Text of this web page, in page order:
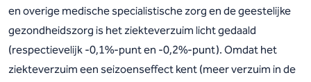
en overige medische specialistische zorg en de geestelijke
gezondheidszorg is het ziekteverzuim licht gedaald
(respectievelijk -0,1%-punt en -0,2%-punt). Omdat het
ziekteverzuim een seizoenseffect kent (meer verzuim in de